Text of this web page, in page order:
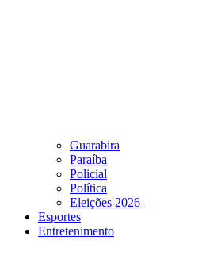
Guarabira
Paraíba
Policial
Política
Eleições 2026
Esportes
Entretenimento